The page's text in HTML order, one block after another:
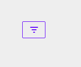
Перейти